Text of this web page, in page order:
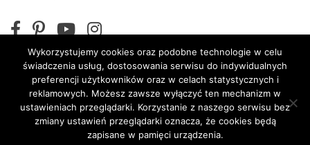
Copyright ©2026 Fameg. Wszystkie prawa zastrzeżone
Wykorzystujemy cookies oraz podobne technologie w celu
świadczenia usług, dostosowania serwisu do indywidualnych
preferencji użytkowników oraz w celach statystycznych i
reklamowych. Możesz zawsze wyłączyć ten mechanizm w
ustawieniach przeglądarki. Korzystanie z naszego serwisu bez
zmiany ustawień przeglądarki oznacza, że cookies będą
zapisane w pamięci urządzenia.